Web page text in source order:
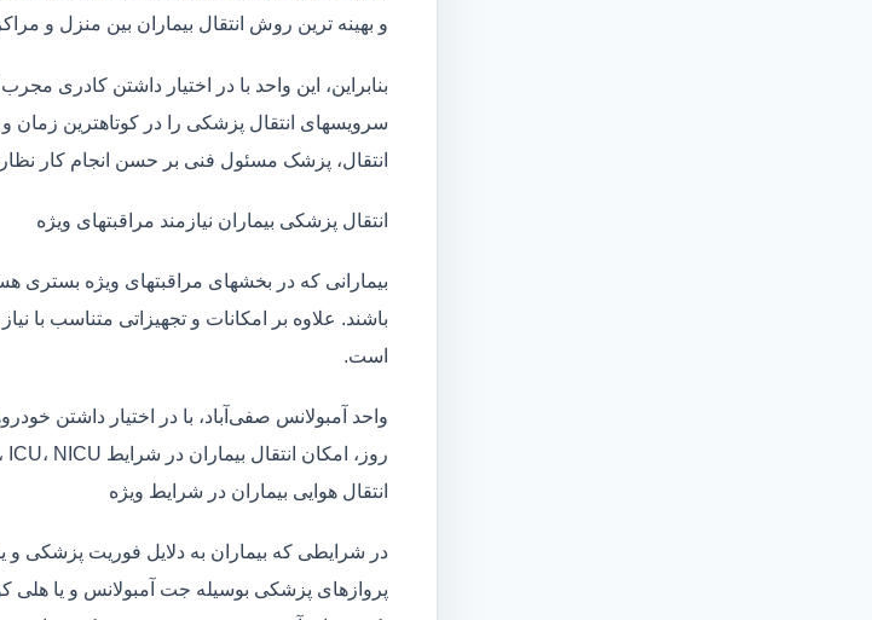
و بهینه ترین روش انتقال بیماران بین منزل و
بنابراین، این واحد با در اختیار داشتن کادری
سرویسهای انتقال پزشکی را در کوتاهترین زمان
انتقال، پزشک مسئول فنی بر حسن انجام کار
انتقال پزشکی بیماران نیازمند مراقبتهای ویژه
بیمارانی که در بخشهای مراقبتهای ویژه بستری
باشند. علاوه بر امکانات و تجهیزاتی متناسب با
است.
واحد آمبولانس صفی‌آباد، با در اختیار داشتن
روز، امکان انتقال بیماران در شرایط CCU، ICU، NICU و PICU را دارد.
انتقال هوایی بیماران در شرایط ویژه
در شرایطی که بیماران به دلایل فوریت پزشکی و
پروازهای پزشکی بوسیله جت آمبولانس و یا هلی